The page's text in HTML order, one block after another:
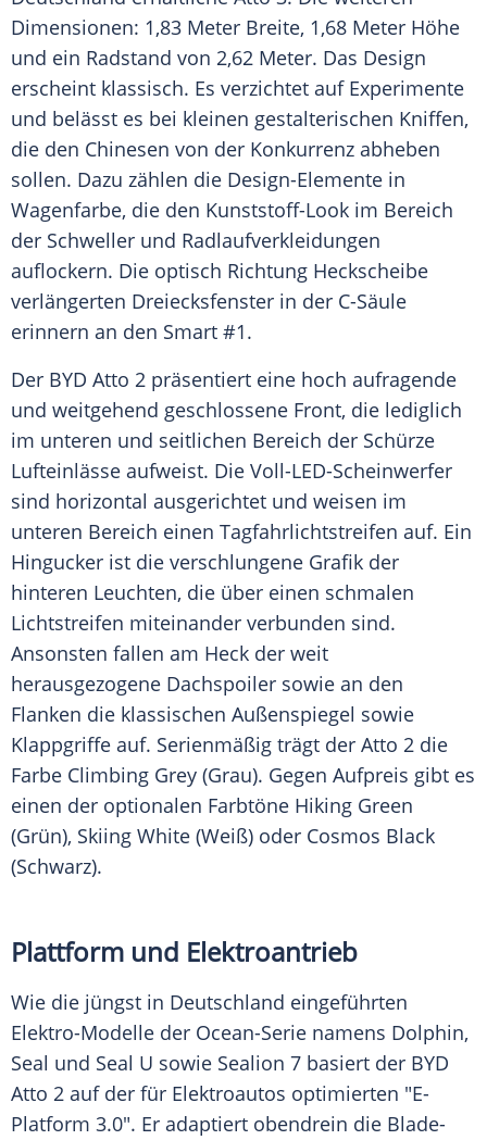
Dimensionen: 1,83 Meter Breite, 1,68 Meter Höhe
und ein Radstand von 2,62 Meter. Das Design
erscheint klassisch. Es verzichtet auf Experimente
und belässt es bei kleinen gestalterischen Kniffen,
die den Chinesen von der Konkurrenz abheben
sollen. Dazu zählen die Design-Elemente in
Wagenfarbe, die den Kunststoff-Look im Bereich
der Schweller und Radlaufverkleidungen
auflockern. Die optisch Richtung Heckscheibe
verlängerten Dreiecksfenster in der C-Säule
erinnern an den Smart #1.
Der BYD Atto 2 präsentiert eine hoch aufragende
und weitgehend geschlossene Front, die lediglich
im unteren und seitlichen Bereich der Schürze
Lufteinlässe aufweist. Die Voll-LED-Scheinwerfer
sind horizontal ausgerichtet und weisen im
unteren Bereich einen Tagfahrlichtstreifen auf. Ein
Hingucker ist die verschlungene Grafik der
hinteren Leuchten, die über einen schmalen
Lichtstreifen miteinander verbunden sind.
Ansonsten fallen am Heck der weit
herausgezogene Dachspoiler sowie an den
Flanken die klassischen Außenspiegel sowie
Klappgriffe auf. Serienmäßig trägt der Atto 2 die
Farbe Climbing Grey (Grau). Gegen Aufpreis gibt es
einen der optionalen Farbtöne Hiking Green
(Grün), Skiing White (Weiß) oder Cosmos Black
(Schwarz).
Plattform und Elektroantrieb
Wie die jüngst in Deutschland eingeführten
Elektro-Modelle der Ocean-Serie namens Dolphin,
Seal und Seal U sowie Sealion 7 basiert der BYD
Atto 2 auf der für Elektroautos optimierten "E-
Platform 3.0". Er adaptiert obendrein die Blade-